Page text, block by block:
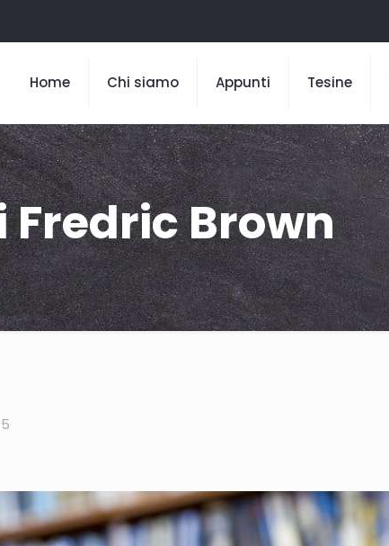
Home Chi siamo Appunti Tesine
Brown